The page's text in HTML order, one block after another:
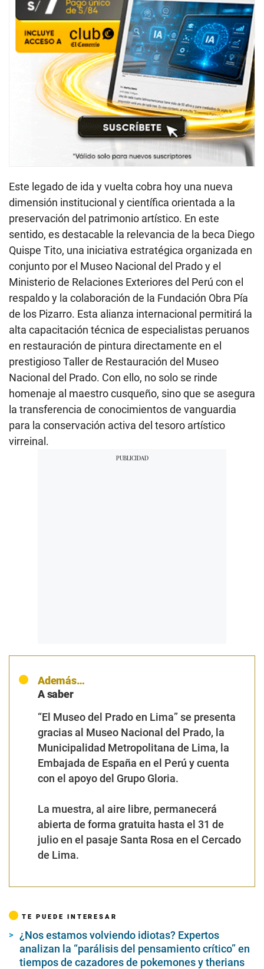
Este legado de ida y vuelta cobra hoy una nueva
dimensión institucional y científica orientada a la
preservación del patrimonio artístico. En este
sentido, es destacable la relevancia de la beca Diego
Quispe Tito, una iniciativa estratégica organizada en
conjunto por el Museo Nacional del Prado y el
Ministerio de Relaciones Exteriores del Perú con el
respaldo y la colaboración de la Fundación Obra Pía
de los Pizarro. Esta alianza internacional permitirá la
alta capacitación técnica de especialistas peruanos
en restauración de pintura directamente en el
prestigioso Taller de Restauración del Museo
Nacional del Prado. Con ello, no solo se rinde
homenaje al maestro cusqueño, sino que se asegura
la transferencia de conocimientos de vanguardia
para la conservación activa del tesoro artístico
virreinal.
Además…
A saber
“El Museo del Prado en Lima” se presenta
gracias al Museo Nacional del Prado, la
Municipalidad Metropolitana de Lima, la
Embajada de España en el Perú y cuenta
con el apoyo del Grupo Gloria.
La muestra, al aire libre, permanecerá
abierta de forma gratuita hasta el 31 de
julio en el pasaje Santa Rosa en el Cercado
de Lima.
TE PUEDE INTERESAR
¿Nos estamos volviendo idiotas? Expertos
analizan la “parálisis del pensamiento crítico” en
tiempos de cazadores de pokemones y therians